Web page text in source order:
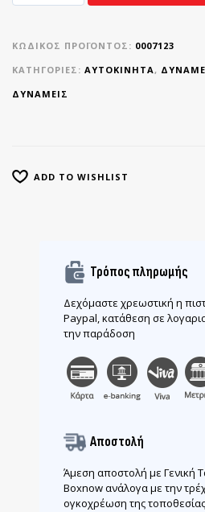
ΚΩΔΙΚΌΣ ΠΡΟΪΌΝΤΟΣ: 0007123
ΚΑΤΗΓΟΡΊΕΣ: ΑΥΤΟΚΊΝΗΤΑ,
ΔΥΝΆΜΕΙΣ
ADD TO WISHLIST
Τρόπος πληρωμής
Δεχόμαστε χρεωστική η
Paypal, κατάθεση σε
την παράδοση
Αποστολή
Άμεση αποστολή με Γενική
Boxnow ανάλογα με την
ογκοχρέωση της τοποθεσίας